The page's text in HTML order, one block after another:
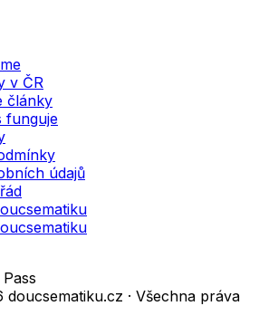
v ČR
články
funguje
údajů
doucsematiku.cz · Všechna práva